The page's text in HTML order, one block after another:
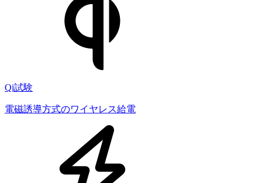
Qi試験
電磁誘導方式のワイヤレス給電